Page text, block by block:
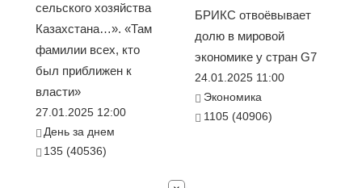
сельского хозяйства
Казахстана…». «Там
фамилии всех, кто
был приближен к
власти»
27.01.2025 12:00
День за днем
135 (40536)
БРИКС отвоёвывает
долю в мировой
экономике у стран G7
24.01.2025 11:00
Экономика
1105 (40906)